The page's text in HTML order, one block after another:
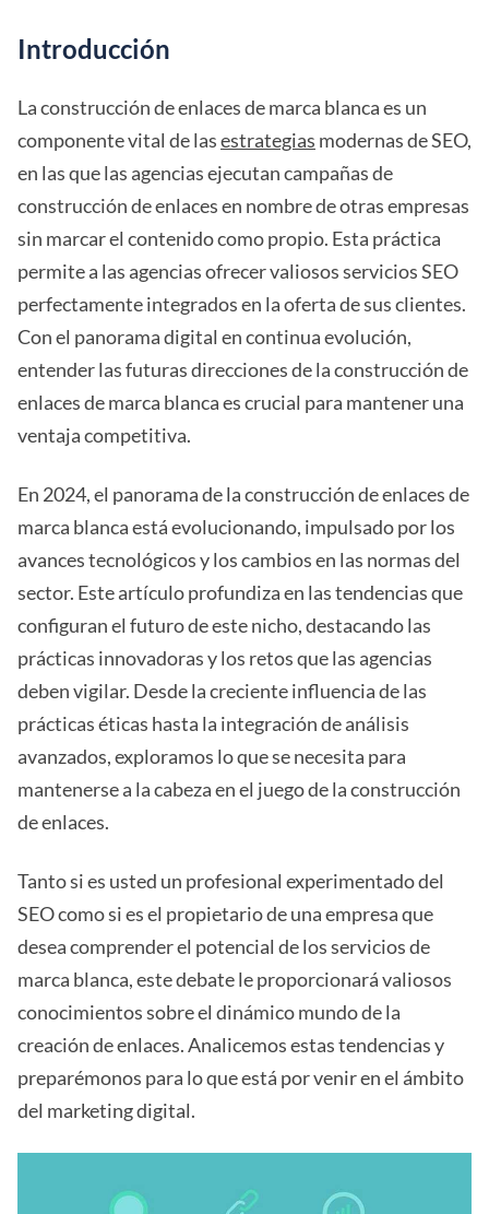
Introducción
La construcción de enlaces de marca blanca es un
componente vital de lasestrategias modernas de SEO,
en las que las agencias ejecutan campañas de
construcción de enlaces en nombre de otras empresas
sin marcar el contenido como propio. Esta práctica
permite a las agencias ofrecer valiosos servicios SEO
perfectamente integrados en la oferta de sus clientes.
Con el panorama digital en continua evolución,
entender las futuras direcciones de la construcción de
enlaces de marca blanca es crucial para mantener una
ventaja competitiva.
En 2024, el panorama de la construcción de enlaces de
marca blanca está evolucionando, impulsado por los
avances tecnológicos y los cambios en las normas del
sector. Este artículo profundiza en las tendencias que
configuran el futuro de este nicho, destacando las
prácticas innovadoras y los retos que las agencias
deben vigilar. Desde la creciente influencia de las
prácticas éticas hasta la integración de análisis
avanzados, exploramos lo que se necesita para
mantenerse a la cabeza en el juego de la construcción
de enlaces.
Tanto si es usted un profesional experimentado del
SEO como si es el propietario de una empresa que
desea comprender el potencial de los servicios de
marca blanca, este debate le proporcionará valiosos
conocimientos sobre el dinámico mundo de la
creación de enlaces. Analicemos estas tendencias y
preparémonos para lo que está por venir en el ámbito
del marketing digital.